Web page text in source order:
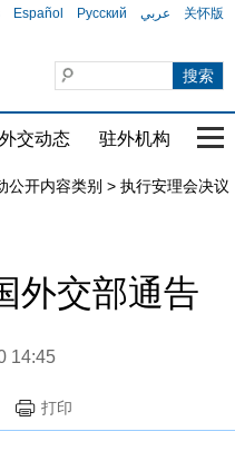
Español Русский عربي 关怀版
外交动态 驻外机构 国
公开内容类别 > 执行安理会决议
外交部通告
14:45
打印